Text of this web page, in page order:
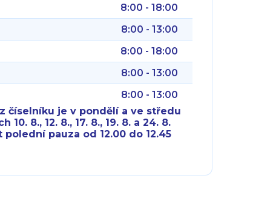
8:00 - 18:00
8:00 - 13:00
8:00 - 18:00
8:00 - 13:00
8:00 - 13:00
číselníku je v pondělí a ve středu
10. 8., 12. 8., 17. 8., 19. 8. a 24. 8.
pauza od 12.00 do 12.45